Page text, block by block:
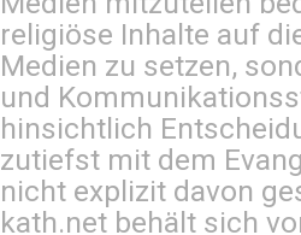
religiöse Inhalte auf
Medien zu setzen,
und
hinsichtlich
zutiefst mit dem
nicht explizit davon
kath.net behält sich